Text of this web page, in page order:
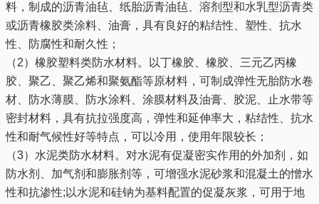
料，制成的沥青油毡、纸胎沥青油毡、溶剂型和水乳型沥青类
或沥青橡胶类涂料、油膏，具有良好的粘结性、塑性、抗水
性、防腐性和耐久性；
（2）橡胶塑料类防水材料。以丁橡胶、橡胶、三元乙丙橡
胶、聚乙、聚乙烯和聚氨酯等原材料，可制成弹性无胎防水卷
材、防水薄膜、防水涂料、涂膜材料及油膏、胶泥、止水带等
密封材料，具有抗拉强度高，弹性和延伸率大，粘结性、抗水
性和耐气候性好等特点，可以冷用，使用年限较长；
（3）水泥类防水材料。对水泥有促凝密实作用的外加剂，如
防水剂、加气剂和膨胀剂等，可增强水泥砂浆和混凝土的憎水
性和抗渗性;以水泥和硅钠为基料配置的促凝灰浆，可用于地